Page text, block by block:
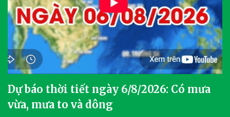
Dự báo thời tiết ngày 6/8/2026: Có mưa
vừa, mưa to và dông